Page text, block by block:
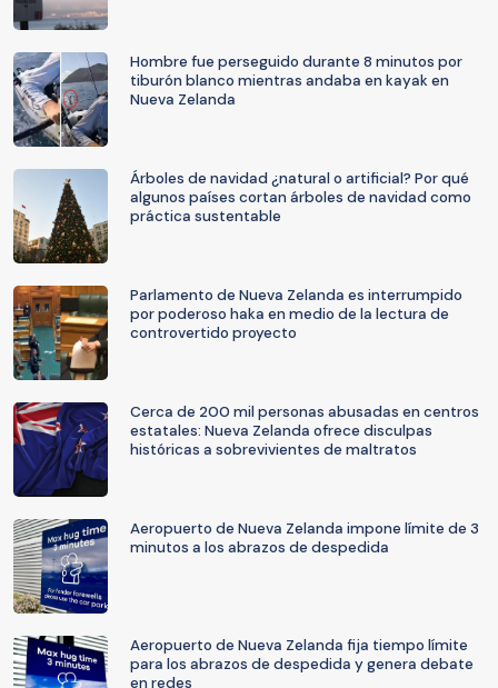
Hombre fue perseguido durante 8 minutos por
tiburón blanco mientras andaba en kayak en
Nueva Zelanda
Árboles de navidad ¿natural o artificial? Por qué
algunos países cortan árboles de navidad como
práctica sustentable
Parlamento de Nueva Zelanda es interrumpido
por poderoso haka en medio de la lectura de
controvertido proyecto
Cerca de 200 mil personas abusadas en centros
estatales: Nueva Zelanda ofrece disculpas
históricas a sobrevivientes de maltratos
Aeropuerto de Nueva Zelanda impone límite de 3
minutos a los abrazos de despedida
Aeropuerto de Nueva Zelanda fija tiempo límite
para los abrazos de despedida y genera debate
en redes